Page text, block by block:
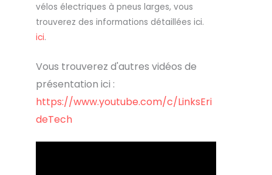
vélos électriques à pneus larges, vous
trouverez des informations détaillées ici.
ici.
Vous trouverez d'autres vidéos de
présentation ici :
https://www.youtube.com/c/LinksEri
deTech